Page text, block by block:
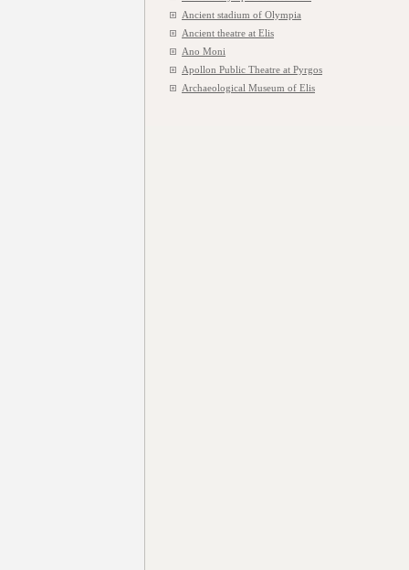
Ancient stadium of Olympia
Ancient theatre at Elis
Ano Moni
Apollon Public Theatre at Pyrgos
Archaeological Museum of Elis